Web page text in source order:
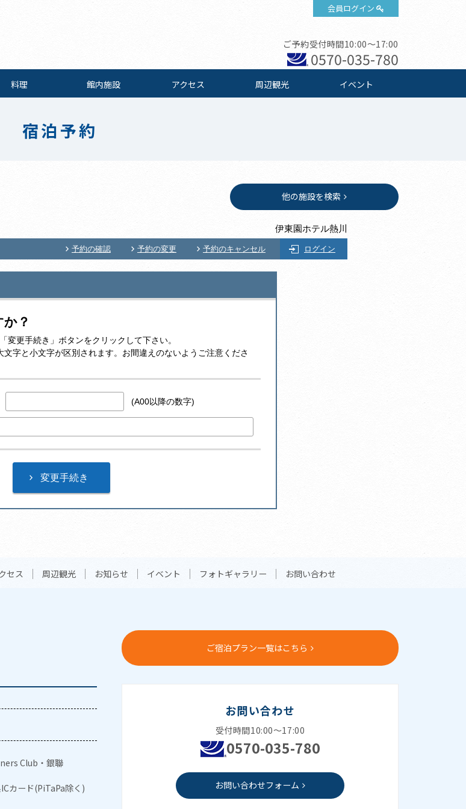
会員ログイン
ご予約受付時間10:00～17:00
0570-035-780
料理 館内施設 アクセス 周辺観光 イベント
宿泊予約
他の施設を検索
伊東園ホテル熱川
予約の確認 予約の変更 予約のキャンセル ログイン
？
変更手続き」ボタンをクリックして下さい。
字と小文字が区別されます。お間違えのないようご注意くださ
(A00以降の数字)
セス 周辺観光 お知らせ イベント フォトギャラリー お問い合わせ
Club・銀聯
カード(PiTaPa除く)
ご宿泊プラン一覧はこちら
お問い合わせ
受付時間10:00～17:00
0570-035-780
お問い合わせフォーム